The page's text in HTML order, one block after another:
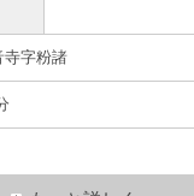
寺字粉諸